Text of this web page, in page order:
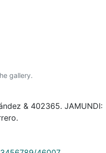
gallery.
& 402365. JAMUNDI: